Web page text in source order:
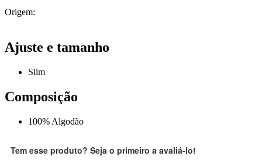
Origem:
Ajuste e tamanho
Slim
Composição
100% Algodão
Tem esse produto? Seja o primeiro a avaliá-lo!